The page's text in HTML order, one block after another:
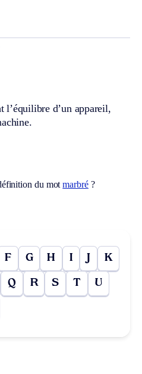
d’un appareil,
du motmarbré?
F G H I J K
Q R S T U